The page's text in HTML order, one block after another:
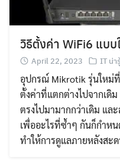
วิธีตั้งค่า WiFi6 แบ
April 22, 2023 IT น่า
อุปกรณ์ Mikrotik รุ่นใหม่
ตั้งค่าที่แตกต่างไปจากเดิม
ตรงไปมามากกว่าเดิม แล
เพื่ออะไรที่ซ้ำๆ กันก็กำหน
ทำให้การดูแลภายหลังสะ